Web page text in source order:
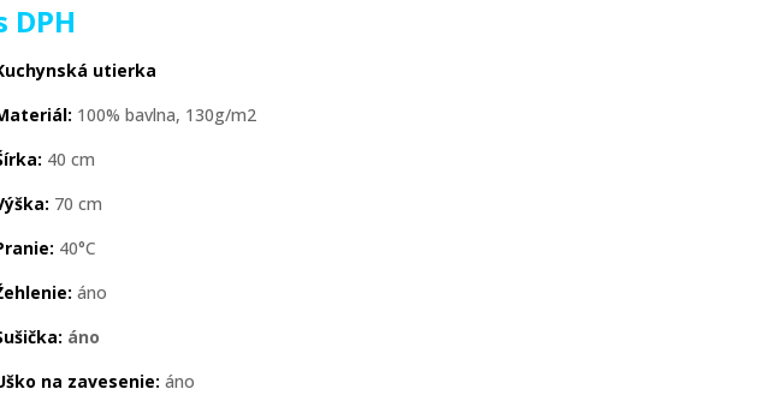
DPH
utierka
100% bavlna, 130g/m2
40 cm
70 cm
40°C
áno
áno
na zavesenie: áno